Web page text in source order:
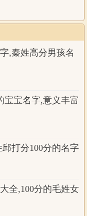
,秦姓高分男孩名
宝宝名字,意义丰富
打分100分的名字
全,100分的毛姓女